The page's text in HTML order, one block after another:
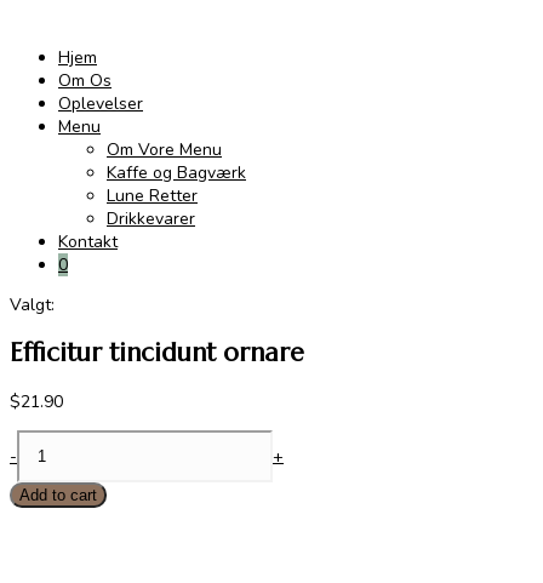
Hjem
Om Os
Oplevelser
Menu
Om Vore Menu
Kaffe og Bagværk
Lune Retter
Drikkevarer
Kontakt
0
Valgt:
Efficitur tincidunt ornare
$21.90
Efficitur
tincidunt
ornare
quantity
- +
Add to cart